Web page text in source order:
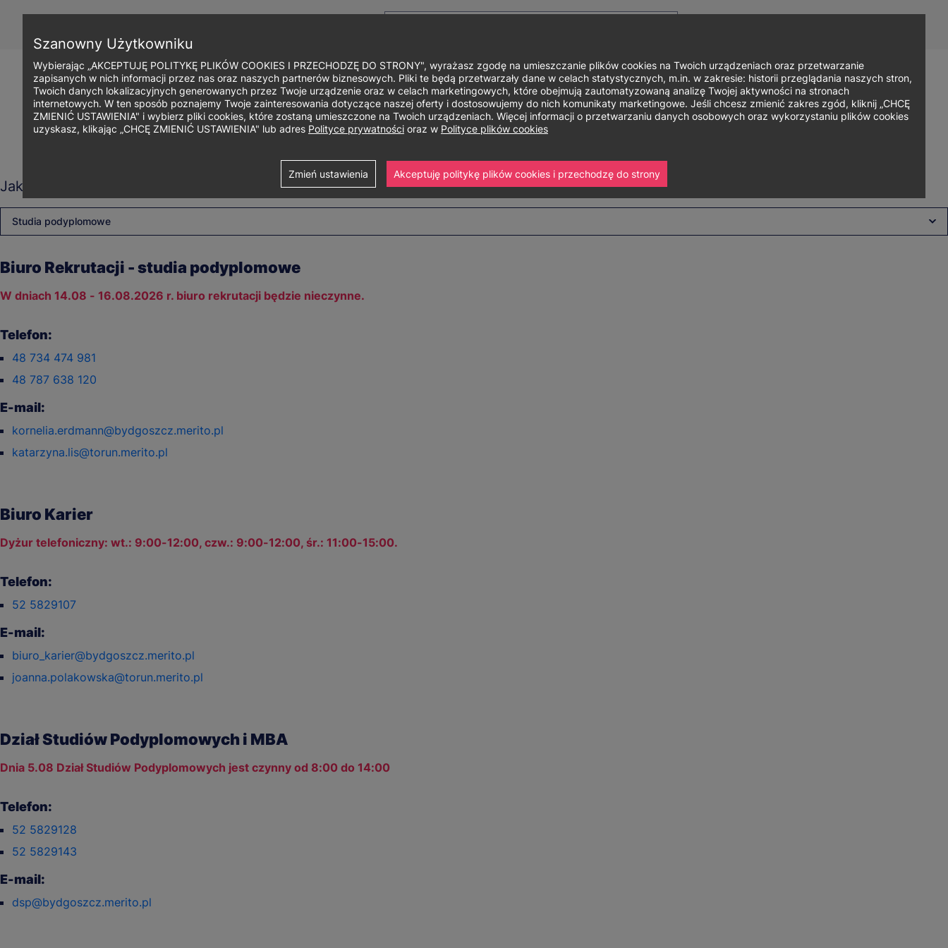
menu
Główne
menu
O uniwersytecie Studia i szkolenia Nauka i badania Współpraca Strefa studenta Zapisz się
nawigacyjna
Jaki rodzaj studiów Cię interesuje?
Studia podyplomowe
Biuro Rekrutacji - studia podyplomowe
W dniach 14.08 - 16.08.2026 r. biuro rekrutacji będzie nieczynne.
Telefon:
48 734 474 981
48 787 638 120
E-mail:
kornelia.erdmann@bydgoszcz.merito.pl
katarzyna.lis@torun.merito.pl
Biuro Karier
Dyżur telefoniczny: wt.: 9:00-12:00, czw.: 9:00-12:00, śr.: 11:00-15:00.
Telefon:
52 5829107
E-mail:
biuro_karier@bydgoszcz.merito.pl
joanna.polakowska@torun.merito.pl
Dział Studiów Podyplomowych i MBA
Dnia 5.08 Dział Studiów Podyplomowych jest czynny od 8:00 do 14:00
Telefon:
52 5829128
52 5829143
E-mail:
dsp@bydgoszcz.merito.pl
Szanowny Użytkowniku
Wybierając „AKCEPTUJĘ POLITYKĘ PLIKÓW COOKIES I PRZECHODZĘ DO STRONY", wyrażasz zgodę na umieszczanie plików cookies na Twoich urządzeniach oraz przetwarzanie
zapisanych w nich informacji przez nas oraz naszych partnerów biznesowych. Pliki te będą przetwarzały dane w celach statystycznych, m.in. w zakresie: historii przeglądania naszych stron,
Twoich danych lokalizacyjnych generowanych przez Twoje urządzenie oraz w celach marketingowych, które obejmują zautomatyzowaną analizę Twojej aktywności na stronach
internetowych. W ten sposób poznajemy Twoje zainteresowania dotyczące naszej oferty i dostosowujemy do nich komunikaty marketingowe. Jeśli chcesz zmienić zakres zgód, kliknij „CHCĘ
ZMIENIĆ USTAWIENIA" i wybierz pliki cookies, które zostaną umieszczone na Twoich urządzeniach. Więcej informacji o przetwarzaniu danych osobowych oraz wykorzystaniu plików cookies
uzyskasz, klikając „CHCĘ ZMIENIĆ USTAWIENIA" lub adres Polityce prywatności oraz w Polityce plików cookies
Zmień ustawienia Akceptuję politykę plików cookies i przechodzę do strony